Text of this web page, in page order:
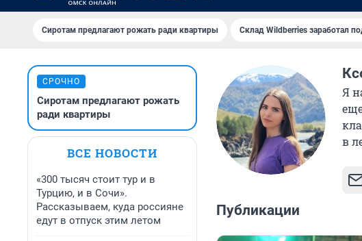
Сиротам предлагают рожать ради квартиры Склад Wildberries заработал
СРОЧНО
Сиротам предлагают рожать
ради квартиры
ВСЕ НОВОСТИ
«300 тысяч стоит тур и в
Турцию, и в Сочи».
Рассказываем, куда россияне
едут в отпуск этим летом
Я
в
Публикации